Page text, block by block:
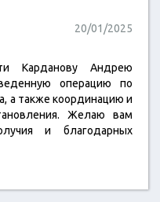
20/01/2025
Карданову Андрею
операцию по
а также координацию и
Желаю вам
и благодарных